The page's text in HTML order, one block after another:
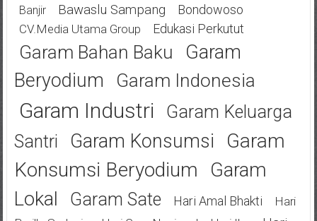
Banjir Bawaslu Sampang Bondowoso
CV.Media Utama Group Edukasi Perkutut
Garam Bahan Baku
Garam
Beryodium
Garam Indonesia
Garam Industri
Garam Keluarga
Santri
Garam Konsumsi
Garam
Konsumsi Beryodium
Garam
Lokal
Garam Sate Hari Amal Bhakti
Hari